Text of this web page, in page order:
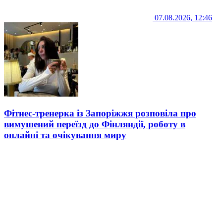
07.08.2026, 12:46
Фітнес-тренерка із Запоріжжя розповіла про
вимушений переїзд до Фінляндії, роботу в
онлайні та очікування миру